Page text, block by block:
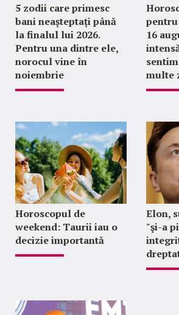
5 zodii care primesc
bani neașteptați până
la finalul lui 2026.
Pentru una dintre ele,
norocul vine în
noiembrie
pentru
16
multe
Horoscopul de
weekend: Taurii iau o
decizie importantă
Elon,
"şi-a